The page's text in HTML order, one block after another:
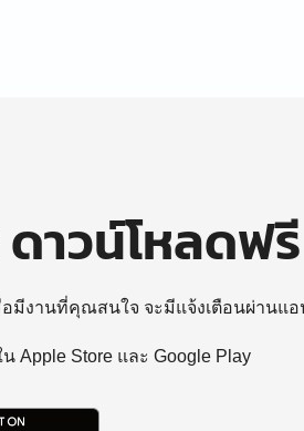
าวน์โหลดฟรี
อมีงานที่คุณสนใจ จะมีแจ้งเตือนผ่านแ
Apple Store และ Google Play